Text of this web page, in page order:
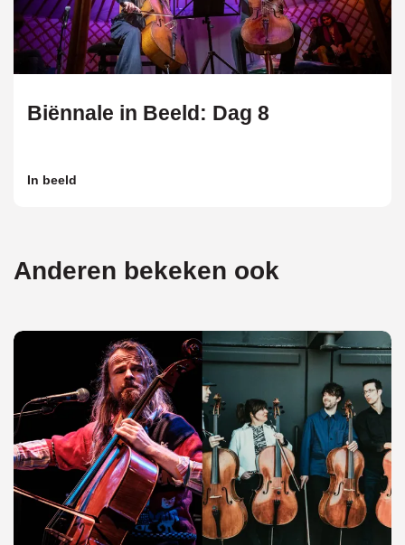
Biënnale in Beeld: Dag 8
In beeld
Anderen bekeken ook